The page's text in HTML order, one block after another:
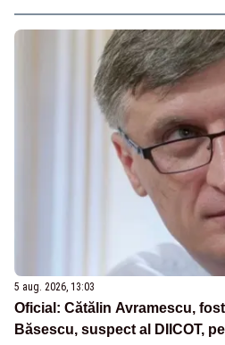
5 aug. 2026, 13:03
Oficial: Cătălin Avramescu,
Băsescu, suspect al DIICOT,